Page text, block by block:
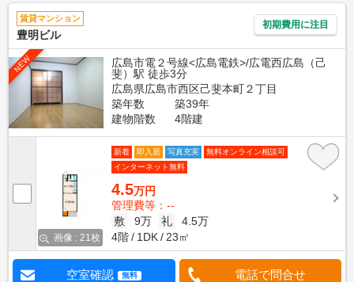
賃貸マンション
豊明ビル
初期費用に注目
NEW
広島市電２号線<広島電鉄>/広電西広島（己
斐）駅 徒歩3分
広島県広島市西区己斐本町２丁目
築年数
築39年
建物階数
4階建
画像 : 21枚
新着 即入居 写真充実
無料オンライン相談可
インターネット無料
4.5万円
管理費等：--
敷
9万 礼
4.5万
4階
1DK 23㎡
空室確認 無料 電話で問合せ